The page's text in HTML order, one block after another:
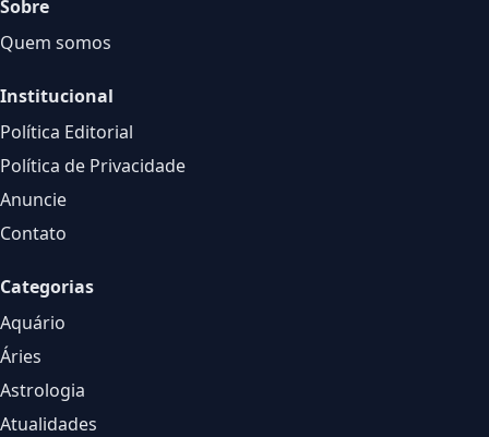
Sobre
Quem somos
Institucional
Política Editorial
Política de Privacidade
Anuncie
Contato
Categorias
Aquário
Áries
Astrologia
Atualidades